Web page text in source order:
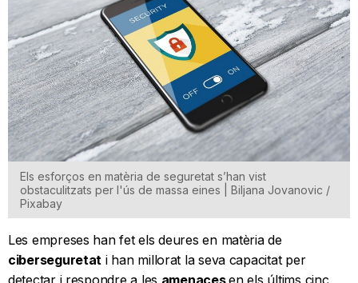
Els esforços en matèria de seguretat s’han vist
obstaculitzats per l'ús de massa eines | Biljana Jovanovic /
Pixabay
Les empreses han fet els deures en matèria de
ciberseguretat i han millorat la seva capacitat per